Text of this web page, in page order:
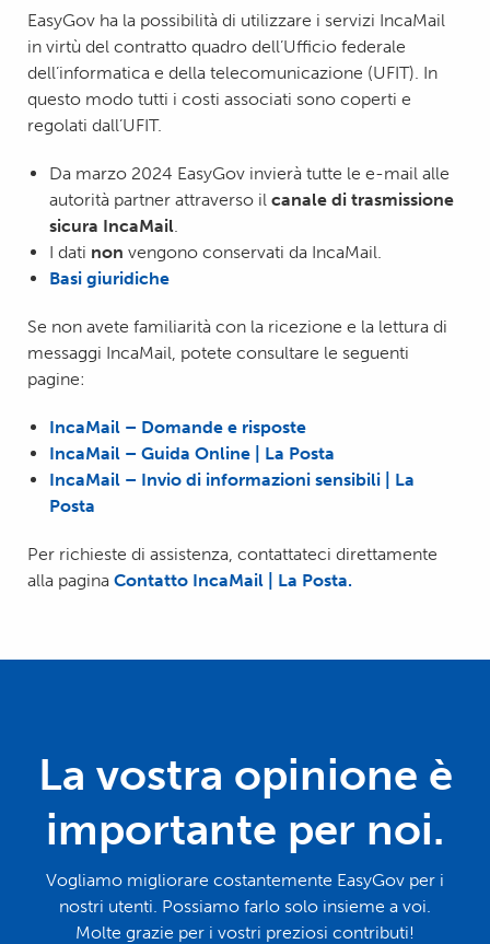
EasyGov ha la possibilità di utilizzare i servizi IncaMail
in virtù del contratto quadro dell’Ufficio federale
dell’informatica e della telecomunicazione (UFIT). In
questo modo tutti i costi associati sono coperti e
regolati dall’UFIT.
Da marzo 2024 EasyGov invierà tutte le e-mail alle
autorità partner attraverso il canale di trasmissione
sicura IncaMail.
I dati non vengono conservati da IncaMail.
Basi giuridiche
Se non avete familiarità con la ricezione e la lettura di
messaggi IncaMail, potete consultare le seguenti
pagine:
IncaMail – Domande e risposte
IncaMail – Guida Online | La Posta
IncaMail – Invio di informazioni sensibili | La
Posta
Per richieste di assistenza, contattateci direttamente
alla pagina Contatto IncaMail | La Posta.
La vostra opinione è
importante per noi.
Vogliamo migliorare costantemente EasyGov per i
nostri utenti. Possiamo farlo solo insieme a voi.
Molte grazie per i vostri preziosi contributi!